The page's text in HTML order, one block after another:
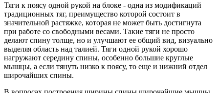
Тяги к поясу одной рукой на блоке - одна из модификаций
традиционных тяг, преимущество которой состоит в
значительной растяжке, которая не может быть достигнута
при работе со свободными весами. Такие тяги не просто
делают спину толще, но и улучшают ее общий вид, визуально
выделяя область над талией. Тяги одной рукой хорошо
нагружают середину спины, особенно большие круглые
мышцы, а если тянуть низко к поясу, то еще и нижний отдел
широчайших спины.